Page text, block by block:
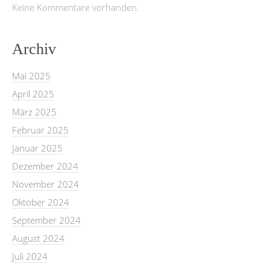
Keine Kommentare vorhanden.
Archiv
Mai 2025
April 2025
März 2025
Februar 2025
Januar 2025
Dezember 2024
November 2024
Oktober 2024
September 2024
August 2024
Juli 2024